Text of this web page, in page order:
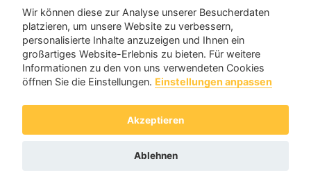
zuletzt aktiv: vor 10 Wochen
Tanzpartnerin aus404xx 40479 Düsseldorf 68 Jahre
1,62m
Ich bin auf der Suche nach einem begeisterten
regelmäßig auf Milongas gehen oder workshops
besuchen kann. Ich tanze seit c...Weiterlesen
Wir können diese zur Analyse unserer Besucherdaten
platzieren, um unsere Website zu verbessern,
personalisierte Inhalte anzuzeigen und Ihnen ein
großartiges Website-Erlebnis zu bieten. Für weitere
Informationen zu den von uns verwendeten Cookies
öffnen Sie die Einstellungen. Einstellungen anpassen
Akzeptieren
Ablehnen